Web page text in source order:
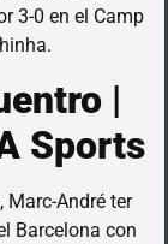
3-0 en el Camp
|
Sports
André ter
Barcelona con